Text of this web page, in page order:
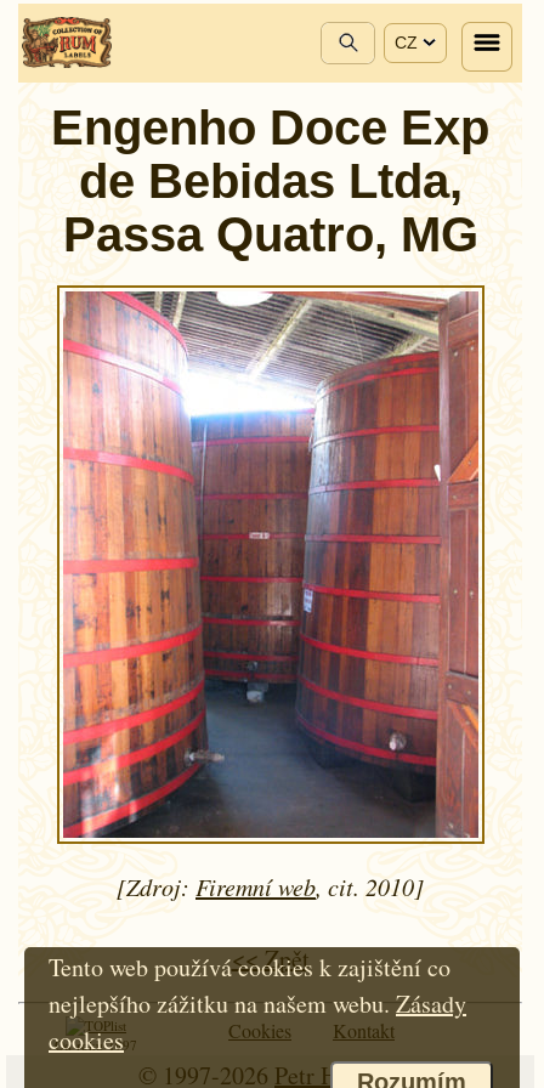
CZ
Engenho Doce Exp
de Bebidas Ltda,
Passa Quatro, MG
[Zdroj: Firemní web, cit. 2010]
<< Zpět
Od roku 1997
Cookies Kontakt
© 1997-2026 Petr Hloušek
Tento web používá cookies k zajištění co
nejlepšího zážitku na našem webu. Zásady
cookies
Rozumím